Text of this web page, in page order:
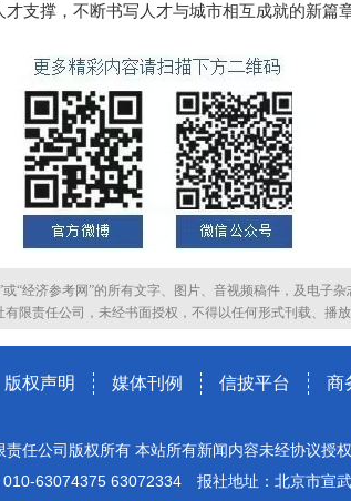
支撑，不断书写人才与城市相互成就的新篇
“经济参考网”的所有文字、图片、音视频稿件，及电子杂
限责任公司，未经书面授权，不得以任何形式刊载、播放
版权声明 媒体刊例 信披平台 商
责任公司版权所有 本站所有新闻内容未经协议授
010-63074375 63072334 报社地址：北京市宣